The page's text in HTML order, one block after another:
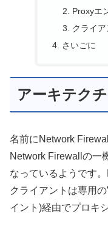
Proxyエ
クライ
さいごに
アーキテク
名前にNetwork
Network Firewallの一
なっているようです
クライアントは専用
イント)経由でプロキ